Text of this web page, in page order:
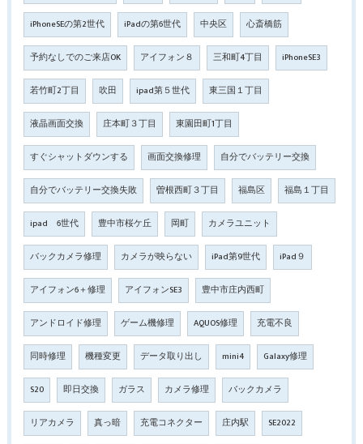
iPhoneSEの第2世代 iPadの第6世代 中央区 心斎橋筋
予約なしでのご来店OK アイフォン８ 三和町4丁目 iPhoneSE3
若竹町2丁目 吹田 ipad第５世代 東三国１丁目
液晶画面交換 庄本町３丁目 東園田町1丁目
すぐシャットダウンする 画面交換修理 自分でバッテリー交換
自分でバッテリー交換失敗 曽根西町３丁目 福島区 福島１丁目
ipad 6世代 豊中市桜ケ丘 岡町 カメラユニット
バックカメラ修理 カメラが映らない iPad第9世代 iPad９
アイフォン6＋修理 アイフォンSE3 豊中市庄内西町
アンドロイド修理 ゲーム機修理 AQUOS修理 充電不良
同時修理 機種変更 データ取り出し mini4 Galaxy修理
S20 即日交換 ガラス カメラ修理 バックカメラ
リアカメラ 真っ暗 充電コネクター 庄内駅 SE2022